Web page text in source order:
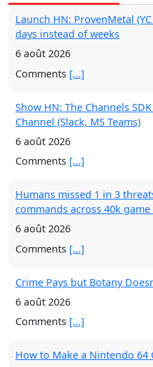
Launch HN: ProvenMetal
days instead of weeks
6 août 2026
Comments [...]
Show HN: The Channels
Channel (Slack, MS Teams)
6 août 2026
Comments [...]
Humans missed 1 in 3
commands across 40k
6 août 2026
Comments [...]
Crime Pays but Botany
6 août 2026
Comments [...]
How to Make a Nintendo 64